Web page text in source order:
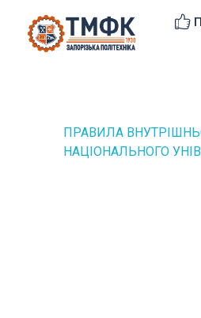
ПРАВИЛА
НАЦІОНАЛЬНОГО